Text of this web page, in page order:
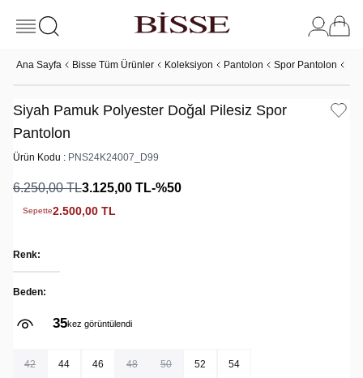
Ana Sayfa Bisse Tüm Ürünler Koleksiyon Pantolon Spor Pantolon
Siyah Pamuk Polyester Doğal Pilesiz Spor
Pantolon
Ürün Kodu : PNS24K24007_D99
6.250,00TL3.125,00 TL-%50
Sepette2.500,00 TL
Renk:
Beden:
35kez görüntülendi
42 44 46 48 50 52 54